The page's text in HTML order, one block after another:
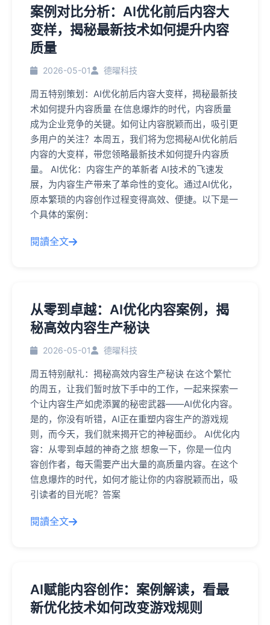
案例对比分析：AI优化前后内容大
变样，揭秘最新技术如何提升内容
质量
2026-05-01 德曜科技
周五特别策划：AI优化前后内容大变样，揭秘最新技
术如何提升内容质量 在信息爆炸的时代，内容质量
成为企业竞争的关键。如何让内容脱颖而出，吸引更
多用户的关注？本周五，我们将为您揭秘AI优化前后
内容的大变样，带您领略最新技术如何提升内容质
量。 AI优化：内容生产的革新者 AI技术的飞速发
展，为内容生产带来了革命性的变化。通过AI优化，
原本繁琐的内容创作过程变得高效、便捷。以下是一
个具体的案例：
閱讀全文
从零到卓越：AI优化内容案例，揭
秘高效内容生产秘诀
2026-05-01 德曜科技
周五特别献礼：揭秘高效内容生产秘诀 在这个繁忙
的周五，让我们暂时放下手中的工作，一起来探索一
个让内容生产如虎添翼的秘密武器——AI优化内容。
是的，你没有听错，AI正在重塑内容生产的游戏规
则，而今天，我们就来揭开它的神秘面纱。 AI优化内
容：从零到卓越的神奇之旅 想象一下，你是一位内
容创作者，每天需要产出大量的高质量内容。在这个
信息爆炸的时代，如何才能让你的内容脱颖而出，吸
引读者的目光呢？答案
閱讀全文
AI赋能内容创作：案例解读，看最
新优化技术如何改变游戏规则